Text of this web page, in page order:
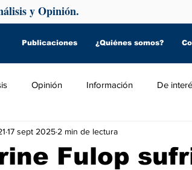
Publicaciones ¿Quiénes somos?
y Opinión.
Opinión Información De
Fulop
17 sept 2025 2 min de lectura